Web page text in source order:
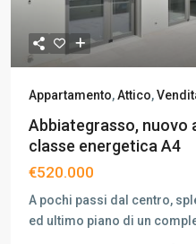
Appartamento,Attico,
Abbiategrasso,
classe energetica A4
€520.000
A pochi passi dal centro,
ed ultimo piano di un